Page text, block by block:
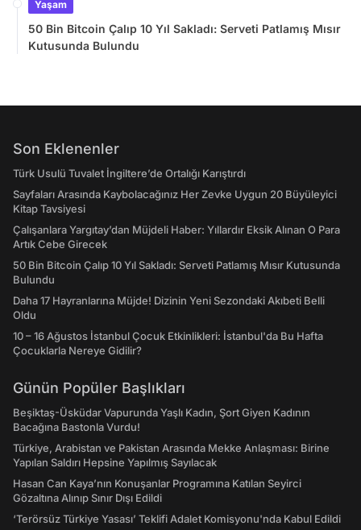
Yaşam
50 Bin Bitcoin Çalıp 10 Yıl Sakladı: Serveti Patlamış Mısır
Kutusunda Bulundu
Son Eklenenler
Türk Usulü Tuvalet İngiltere’de Ortalığı Karıştırdı
Sayfaları Arasında Kaybolacağınız Her Zevke Uygun 20 Büyüleyici
Kitap Tavsiyesi
Çalışanlara Yargıtay’dan Müjdeli Haber: Yıllardır Eksik Alınan O Para
Artık Cebe Girecek
50 Bin Bitcoin Çalıp 10 Yıl Sakladı: Serveti Patlamış Mısır Kutusunda
Bulundu
Daha 17 Hayranlarına Müjde! Dizinin Yeni Sezondaki Akıbeti Belli
Oldu
10 – 16 Ağustos İstanbul Çocuk Etkinlikleri: İstanbul'da Bu Hafta
Çocuklarla Nereye Gidilir?
Günün Popüler Başlıkları
Beşiktaş-Üsküdar Vapurunda Yaşlı Kadın, Şort Giyen Kadının
Bacağına Bastonla Vurdu!
Türkiye, Arabistan ve Pakistan Arasında Mekke Anlaşması: Birine
Yapılan Saldırı Hepsine Yapılmış Sayılacak
Hasan Can Kaya’nın Konuşanlar Programına Katılan Seyirci
Gözaltına Alınıp Sınır Dışı Edildi
‘Terörsüz Türkiye Yasası’ Teklifi Adalet Komisyonu'nda Kabul Edildi